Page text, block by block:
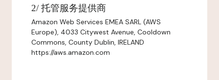
2/ 托管服务提供商
Amazon Web Services EMEA SARL (AWS
Europe), 4033 Citywest Avenue, Cooldown
Commons, County Dublin, IRELAND
https://aws.amazon.com